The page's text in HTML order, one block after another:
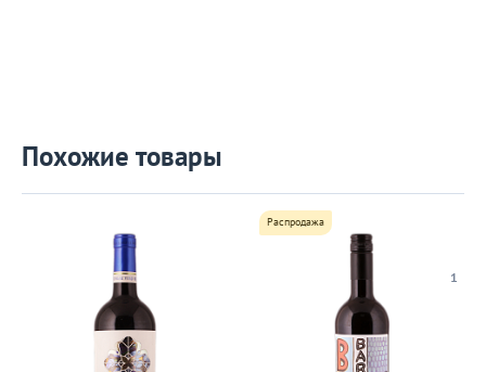
Похожие товары
1
Распродажа